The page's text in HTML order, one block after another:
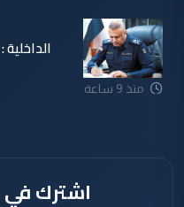
منذ 9 ساعة
اشترك في